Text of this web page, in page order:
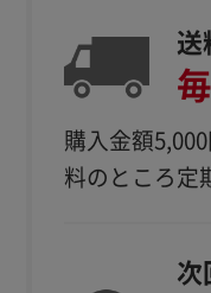
送
購入金額5,000
料のところ定
次